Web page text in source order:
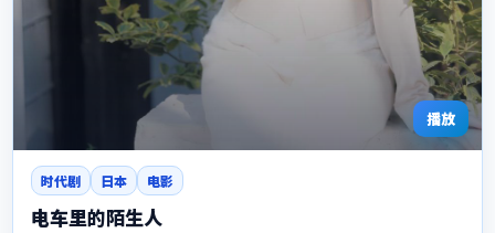
播放
时代剧 日本 电影
电车里的陌生人